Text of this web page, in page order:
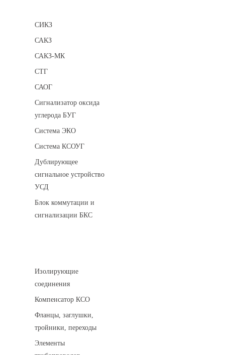
СИКЗ
САКЗ
САКЗ-МК
СТГ
САОГ
Сигнализатор оксида
углерода БУГ
Система ЭКО
Система КСОУГ
Дублирующее
сигнальное устройство
УСД
Блок коммутации и
сигнализации БКС
Изолирующие
соединения
Компенсатор КСО
Фланцы, заглушки,
тройники, переходы
Элементы